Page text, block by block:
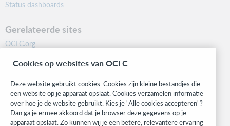
Status dashboards
Gerelateerde sites
OCLC.org
Community
Research
WebJunction
Developer Network
Cookies op websites van OCLC
Deze website gebruikt cookies. Cookies zijn kleine bestandjes die
een website op je apparaat opslaat. Cookies verzamelen informatie
over hoe je de website gebruikt. Kies je "Alle cookies accepteren"?
Dan ga je ermee akkoord dat je browser deze gegevens op je
apparaat opslaat. Zo kunnen wij je een betere, relevantere ervaring